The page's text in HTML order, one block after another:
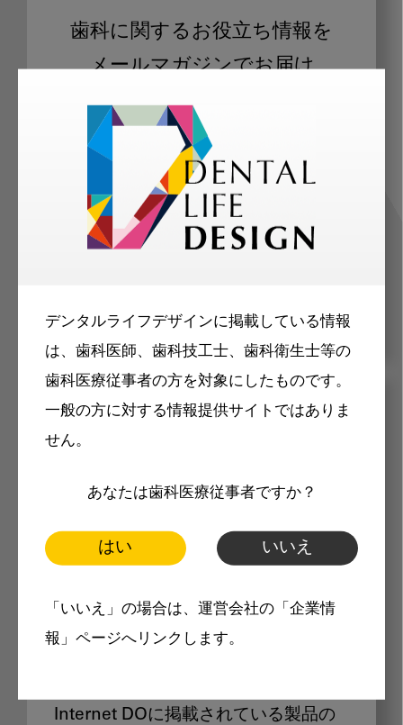
デンタルライフデザインに掲載している情報
は、歯科医師、歯科技工士、歯科衛生士等の
歯科医療従事者の方を対象にしたものです。
一般の方に対する情報提供サイトではありま
せん。
あなたは歯科医療従事者ですか？
はい いいえ
「いいえ」の場合は、運営会社の「企業情
報」ページへリンクします。
歯科に関するお役立ち情報を
メールマガジンでお届け
ご登録いただいた職種（歯科医師、歯
科衛生士、歯科技工士）に合わせた内
容のメールマガジンをお届けします。
メリット
製品価格も閲覧可能
Internet DOに掲載されている製品の